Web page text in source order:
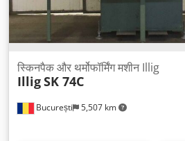
București 5,507 km
स्किनपैक और थर्मोफॉर्मिंग मशीन Illig
IlligSK 74C